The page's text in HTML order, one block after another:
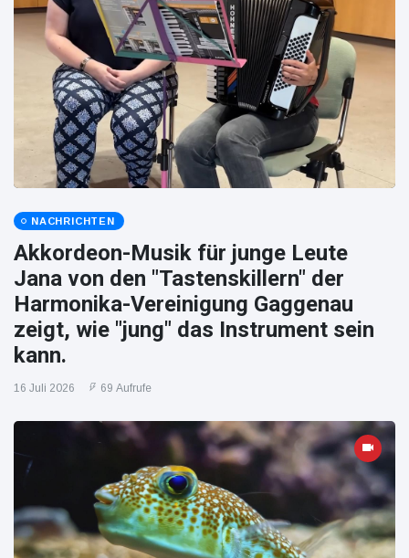
NACHRICHTEN
Akkordeon-Musik für junge Leute
Jana von den "Tastenskillern" der
Harmonika-Vereinigung Gaggenau
zeigt, wie "jung" das Instrument sein
kann.
16 Juli 2026 69 Aufrufe